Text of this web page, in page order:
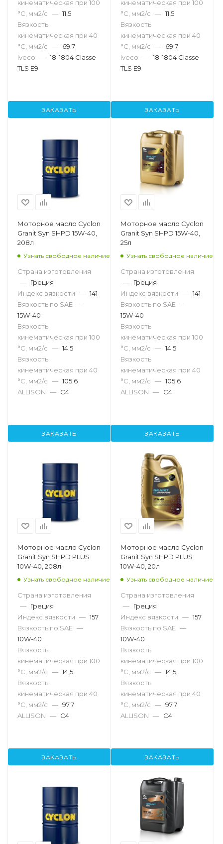
кинематическая при 100
°С, мм2/с — 11,5
Вязкость
кинематическая при 40
°С, мм2/с — 69.7
Iveco — 18-1804 Classe
TLS E9
ЗАКАЗАТЬ
кинематическая при 100
°С, мм2/с — 11,5
Вязкость
кинематическая при 40
°С, мм2/с — 69.7
Iveco — 18-1804 Classe
TLS E9
ЗАКАЗАТЬ
Моторное масло Cyclon
Granit Syn SHPD 15W-40,
208л
Узнать свободное наличие
Страна изготовления
— Греция
Индекс вязкости — 141
Вязкость по SAE —
15W-40
Вязкость
кинематическая при 100
°С, мм2/с — 14.5
Вязкость
кинематическая при 40
°С, мм2/с — 105.6
ALLISON — C4
ЗАКАЗАТЬ
Моторное масло Cyclon
Granit Syn SHPD 15W-40,
25л
Узнать свободное наличие
Страна изготовления
— Греция
Индекс вязкости — 141
Вязкость по SAE —
15W-40
Вязкость
кинематическая при 100
°С, мм2/с — 14.5
Вязкость
кинематическая при 40
°С, мм2/с — 105.6
ALLISON — C4
ЗАКАЗАТЬ
Моторное масло Cyclon
Granit Syn SHPD PLUS
10W-40, 208л
Узнать свободное наличие
Страна изготовления
— Греция
Индекс вязкости — 157
Вязкость по SAE —
10W-40
Вязкость
кинематическая при 100
°С, мм2/с — 14,5
Вязкость
кинематическая при 40
°С, мм2/с — 97.7
ALLISON — C4
ЗАКАЗАТЬ
Моторное масло Cyclon
Granit Syn SHPD PLUS
10W-40, 20л
Узнать свободное наличие
Страна изготовления
— Греция
Индекс вязкости — 157
Вязкость по SAE —
10W-40
Вязкость
кинематическая при 100
°С, мм2/с — 14,5
Вязкость
кинематическая при 40
°С, мм2/с — 97.7
ALLISON — C4
ЗАКАЗАТЬ